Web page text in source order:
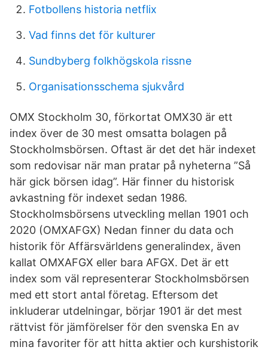
Fotbollens historia netflix
Vad finns det för kulturer
Sundbyberg folkhögskola rissne
Organisationsschema sjukvård
OMX Stockholm 30, förkortat OMX30 är ett
index över de 30 mest omsatta bolagen på
Stockholmsbörsen. Oftast är det det här indexet
som redovisar när man pratar på nyheterna ”Så
här gick börsen idag”. Här finner du historisk
avkastning för indexet sedan 1986.
Stockholmsbörsens utveckling mellan 1901 och
2020 (OMXAFGX) Nedan finner du data och
historik för Affärsvärldens generalindex, även
kallat OMXAFGX eller bara AFGX. Det är ett
index som väl representerar Stockholmsbörsen
med ett stort antal företag. Eftersom det
inkluderar utdelningar, börjar 1901 är det mest
rättvist för jämförelser för den svenska En av
mina favoriter för att hitta aktier och kurshistorik